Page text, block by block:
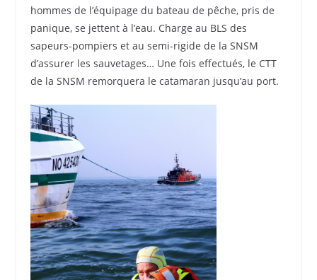
hommes de l’équipage du bateau de pêche, pris de
panique, se jettent à l’eau. Charge au BLS des
sapeurs-pompiers et au semi-rigide de la SNSM
d’assurer les sauvetages… Une fois effectués, le CTT
de la SNSM remorquera le catamaran jusqu’au port.